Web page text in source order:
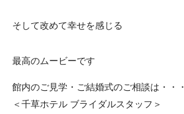
そして改めて幸せを感じる
最高のムービーです
館内のご見学・ご結婚式のご相談は・・・
＜千草ホテル ブライダルスタッフ＞